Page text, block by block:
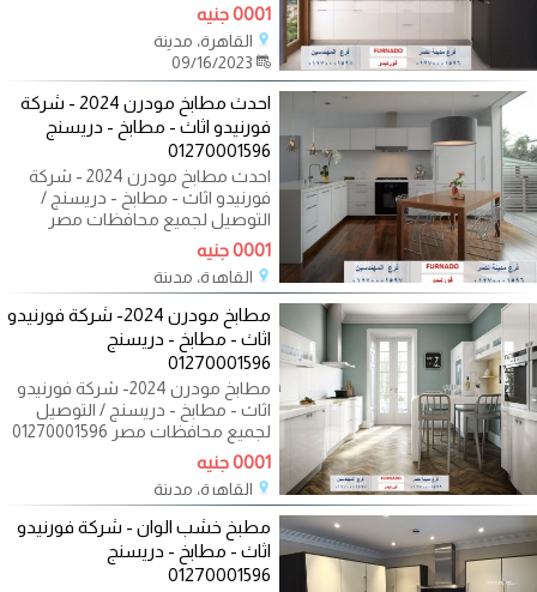
01270001596 تريدين
0001 جنيه
القاهرة، مدينة
احدث مطابخ مودرن 2024 - شركة
فورنيدو اثاث - مطابخ - دريسنج
01270001596
احدث مطابخ مودرن 2024 - شركة
فورنيدو اثاث - مطابخ - دريسنج /
التوصيل لجميع محافظات مصر
01270001596 اكيد
0001 جنيه
القاهرة، مدينة
09/14/2023
مطابخ مودرن 2024- شركة فورنيدو
اثاث - مطابخ - دريسنج
01270001596
مطابخ مودرن 2024- شركة فورنيدو
اثاث - مطابخ - دريسنج / التوصيل
لجميع محافظات مصر 01270001596
اكيد نفسك
0001 جنيه
القاهرة، مدينة
09/14/2023
مطبخ خشب الوان - شركة فورنيدو
اثاث - مطابخ - دريسنج
01270001596